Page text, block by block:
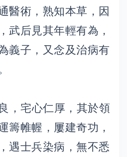
醫術，熟知本草，因
武后見其年輕有為，
義子，又念及治病有
宅心仁厚，其於領
籌帷幄，屢建奇功，
遇士兵染病，無不悉